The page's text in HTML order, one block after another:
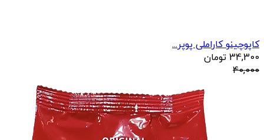
کاپوچینو کاراملی پوپر...
34,300 تومان
40,000